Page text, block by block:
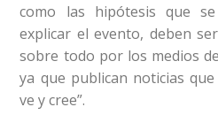
como las hipótesis que
explicar el evento, deben
sobre todo por los medios
ya que publican noticias
ve y cree”.